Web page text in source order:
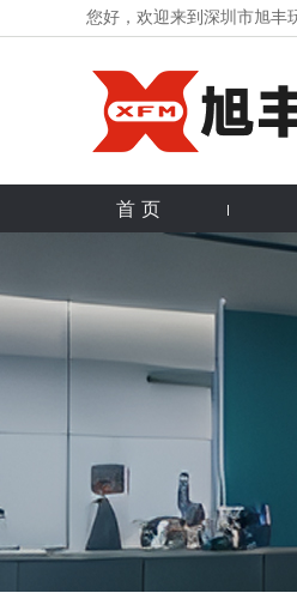
您好，欢迎来到深圳市旭丰
首页